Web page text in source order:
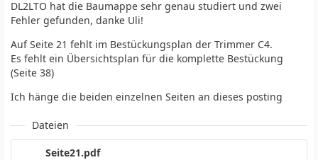
DL2LTO hat die Baumappe sehr genau studiert und zwei
Fehler gefunden, danke Uli!
Auf Seite 21 fehlt im Bestückungsplan der Trimmer C4.
Es fehlt ein Übersichtsplan für die komplette Bestückung
(Seite 38)
Ich hänge die beiden einzelnen Seiten an dieses posting
Dateien
Seite21.pdf